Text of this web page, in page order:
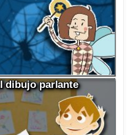
dibujo parlante